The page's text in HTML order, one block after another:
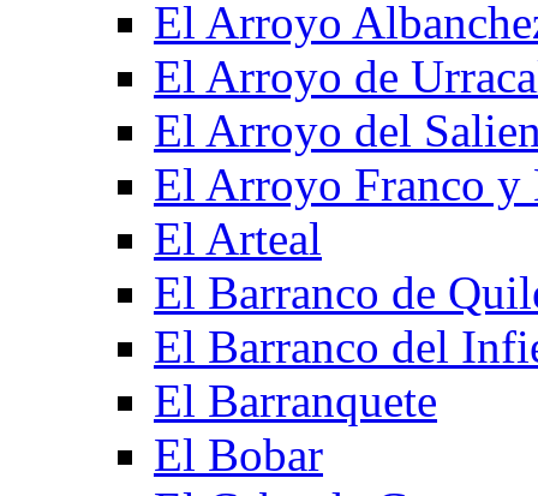
El Arroyo
El Arroyo de
El Arroyo del
El Arroyo Franco y
El Arteal
El Barranco de
El Barranco del
El Barranquete
El Bobar